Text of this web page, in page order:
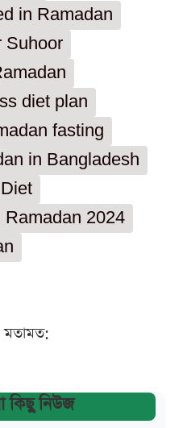
in Ramadan
Suhoor
diet plan
fasting
in Bangladesh
Ramadan 2024
মতামত:
কিছু নিউজ